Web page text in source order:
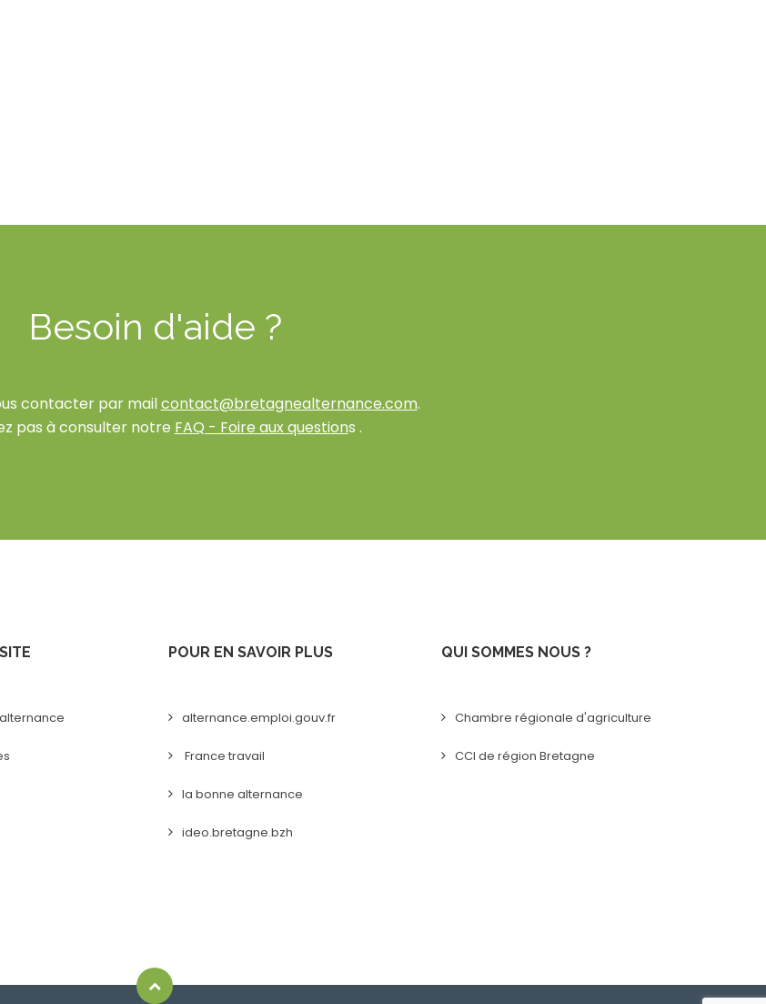
Besoin d'aide ?
contacter par mailcontact@bretagnealternance.com.
pas à consulter notre FAQ - Foire aux questions .
POUR EN SAVOIR PLUS
alternance.emploi.gouv.fr
France travail
la bonne alternance
ideo.bretagne.bzh
QUI SOMMES NOUS ?
Chambre régionale d'agriculture
CCI de région Bretagne